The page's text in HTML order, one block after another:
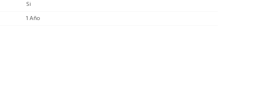
Si
1 Año